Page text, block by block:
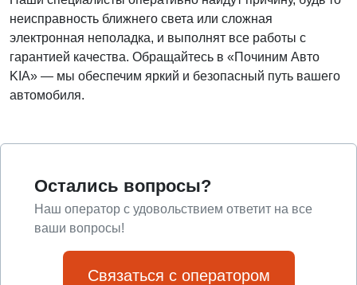
неисправность ближнего света или сложная
электронная неполадка, и выполнят все работы с
гарантией качества. Обращайтесь в «Починим Авто
KIA» — мы обеспечим яркий и безопасный путь вашего
автомобиля.
Остались вопросы?
Наш оператор с удовольствием ответит на все
ваши вопросы!
Связаться с оператором